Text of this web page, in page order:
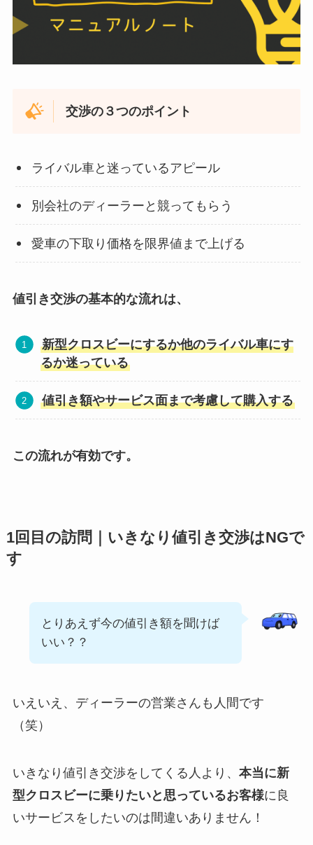
交渉の３つのポイント
ライバル車と迷っているアピール
別会社のディーラーと競ってもらう
愛車の下取り価格を限界値まで上げる
値引き交渉の基本的な流れは、
新型クロスビーにするか他のライバル車にす
るか迷っている
値引き額やサービス面まで考慮して購入する
この流れが有効です。
1回目の訪問｜いきなり値引き交渉はNGで
す
とりあえず今の値引き額を聞けば
いい？？
いえいえ、ディーラーの営業さんも人間です
（笑）
いきなり値引き交渉をしてくる人より、 本当に新
型クロスビーに乗りたいと思っているお客様に良
いサービスをしたいのは間違いありません！